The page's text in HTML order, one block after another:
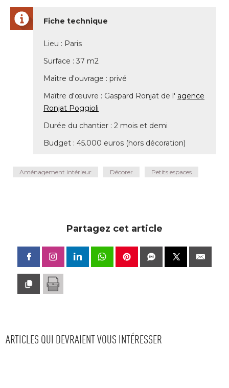
Fiche technique
Lieu : Paris
Surface : 37 m2
Maître d'ouvrage : privé
Maître d'œuvre : Gaspard Ronjat de l' agence
Ronjat Poggioli
Durée du chantier : 2 mois et demi
Budget : 45.000 euros (hors décoration)
Aménagement intérieur Décorer Petits espaces
Partagez cet article
ARTICLES QUI DEVRAIENT VOUS INTÉRESSER